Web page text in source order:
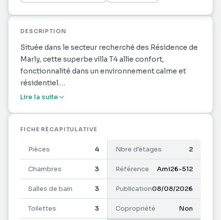
DESCRIPTION
Située dans le secteur recherché des Résidence de
Marly, cette superbe villa T4 allie confort,
fonctionnalité dans un environnement calme et
résidentiel.
Dès l'entrée, vous serez séduits par les volumes,
être au quotidien.
3 chambres climatisées
2 chambres situées au rez-de-chaussée
Une troisième chambre à l'étage offrant davantage
d'intimité
Chaque chambre dispose de sa propre salle de
Lire la suite
FICHE RÉCAPITULATIVE
Pièces 4 Nbre d'étages 2
Chambres 3 Référence Ami26-512
Salles de bain 3 Publication08/08/2026
Toilettes 3 Copropriété Non